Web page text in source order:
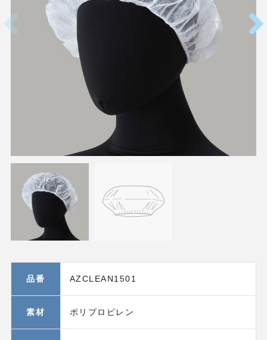
品番 AZCLEAN1501
素材 ポリプロピレン